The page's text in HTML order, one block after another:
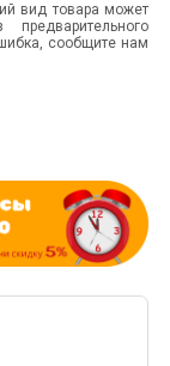
вид товара может
сообщите нам